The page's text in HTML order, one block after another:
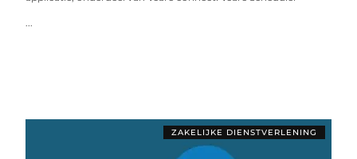
...
ZAKELIJKE DIENSTVERLENING